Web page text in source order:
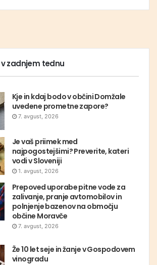
zadnjem tednu
Kje in kdaj bodo v občini Domžale
uvedene prometne zapore?
7. avgust, 2026
Je vaš priimek med
najpogostejšimi? Preverite, kateri
vodi v Sloveniji
1. avgust, 2026
Prepoved uporabe pitne vode za
zalivanje, pranje avtomobilov in
polnjenje bazenov na območju
občine Moravče
7. avgust, 2026
Že 10 let seje in žanje v Gospodovem
vinogradu